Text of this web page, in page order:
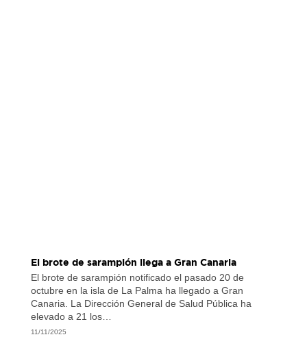
El brote de sarampión llega a Gran Canaria
El brote de sarampión notificado el pasado 20 de
octubre en la isla de La Palma ha llegado a Gran
Canaria. La Dirección General de Salud Pública ha
elevado a 21 los…
11/11/2025